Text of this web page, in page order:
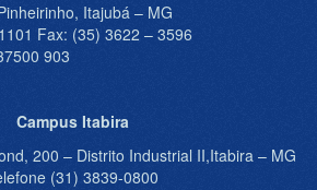
Itajubá – MG
Fax: (35) 3622 – 3596
903
Campus Itabira
200 – Distrito Industrial II,Itabira – MG
(31) 3839-0800